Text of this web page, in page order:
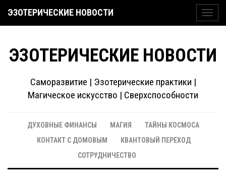
ЭЗОТЕРИЧЕСКИЕ НОВОСТИ
ЭЗОТЕРИЧЕСКИЕ НОВОСТИ
Саморазвитие | Эзотерические практики |
Магическое искусство | Сверхспособности
ДУХОВНЫЕ ФИНАНСЫ МАГИЯ
ТАЙНЫ КОСМОСА
КОНТАКТ С ДОМОВЫМ
КВАНТОВЫЙ ПЕРЕХОД
СОТРУДНИЧЕСТВО